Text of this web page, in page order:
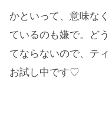
かといって、意味な
ているのも嫌で。ど
てならないので、テ
お試し中です♡